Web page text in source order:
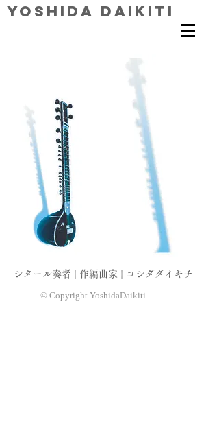
Yoshida Daikiti
シタール奏者 | 作編曲家 | ヨシダダイキチ
© Copyright YoshidaDaikiti